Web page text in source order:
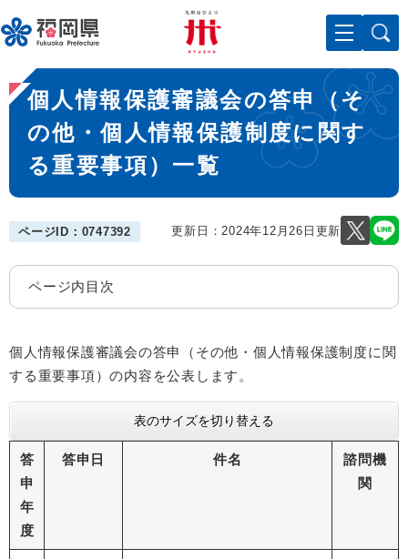
ー
ジ
先
頭
メニューを飛ばして本文へ
本
文
個人情報保護審議会の答申（そ
の他・個人情報保護制度に関す
る重要事項）一覧
ページID：0747392 更新日：2024年12月26日更新
ページ内目次
個人情報保護審議会の答申（その他・個人情報保護制度に関
する重要事項）の内容を公表します。
表のサイズを切り替える
答
申
年
度
答申日 件名
諮問機
関